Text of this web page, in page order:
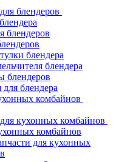
блендеров
блендеров
блендера
блендера
блендеров
блендера
комбайнов
кухонных комбайнов
комбайнов
для кухонных